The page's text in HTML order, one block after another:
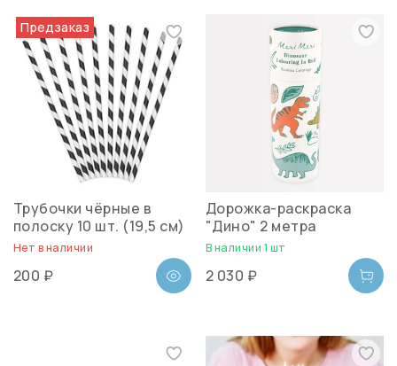
Предзаказ
Трубочки чёрные в
полоску 10 шт. (19,5 см)
Нет в наличии
200 ₽
Дорожка-раскраска
"Дино" 2 метра
В наличии 1 шт
2 030 ₽